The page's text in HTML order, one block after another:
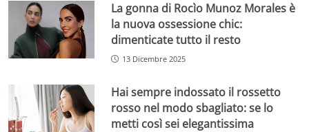
La gonna di Rocìo Munoz Morales è
la nuova ossessione chic:
dimenticate tutto il resto
13 Dicembre 2025
Hai sempre indossato il rossetto
rosso nel modo sbagliato: se lo
metti così sei elegantissima